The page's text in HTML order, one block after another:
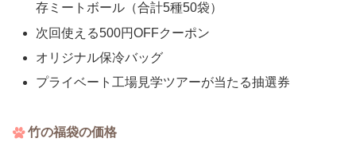
存ミートボール（合計5種50袋）
次回使える500円OFFクーポン
オリジナル保冷バッグ
プライベート工場見学ツアーが当たる抽選券
竹の福袋の価格